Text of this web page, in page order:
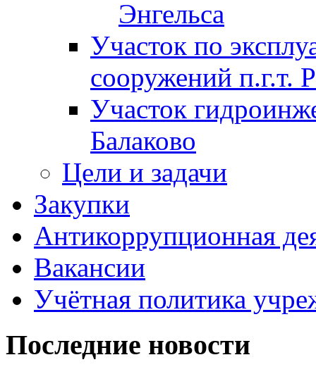
Энгельса
Участок по
сооружений п.г.т.
Участок
Балаково
Цели и задачи
Закупки
Антикоррупционная
Вакансии
Учётная политика
Последние новости